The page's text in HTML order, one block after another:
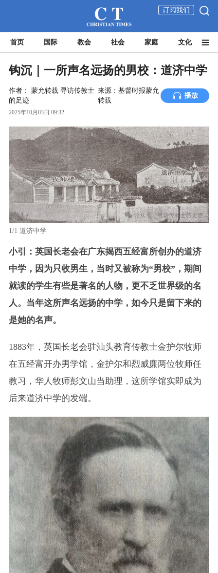
订阅我们
首页 国际 教会 社会 家庭 文化
钩沉｜一所声名远扬的男校：道济中学
作者： 蒙允转载 寻访传教士
的足迹
来源：基督时报蒙允
转载
播放
2025年10月03日 09:32
1/1 道济中学
小引：英国长老会在广东揭西五经富所创办的道济
中学，因为只收男生，当时又被称为“男校”，期间
就读的学生有些是著名的人物，更不乏世界级的名
人。当年这所声名远扬的中学，如今只是留下来的
是她的名声。
1883年，英国长老会驻汕头教育传教士金护尔牧师
在五经富开办男学馆，金护尔和烈威廉两位牧师任
教习，华人牧师彭文山当助理，这所学馆实即成为
后来道济中学的发端。